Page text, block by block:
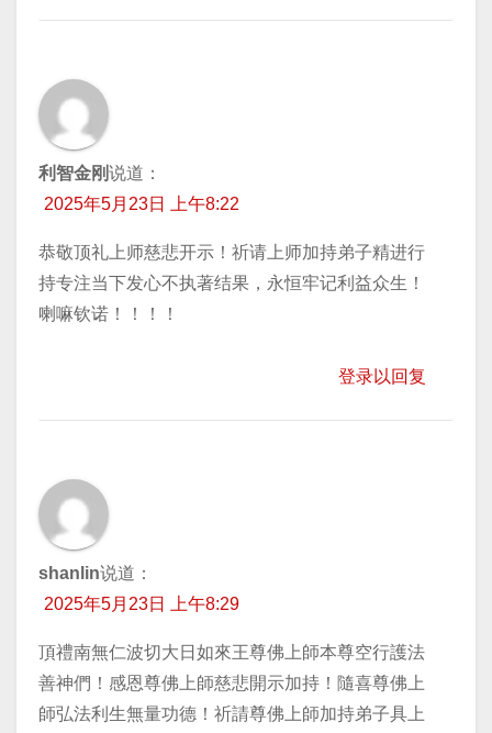
利智金刚说道：
2025年5月23日 上午8:22
恭敬顶礼上师慈悲开示！祈请上师加持弟子精进行
持专注当下发心不执著结果，永恒牢记利益众生！
喇嘛钦诺！！！！
登录以回复
shanlin说道：
2025年5月23日 上午8:29
頂禮南無仁波切大日如來王尊佛上師本尊空行護法
善神們！感恩尊佛上師慈悲開示加持！隨喜尊佛上
師弘法利生無量功德！祈請尊佛上師加持弟子具上